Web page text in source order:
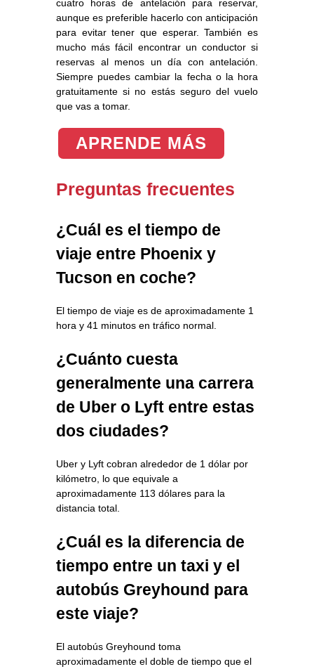
cuatro horas de antelación para reservar,
aunque es preferible hacerlo con anticipación
para evitar tener que esperar. También es
mucho más fácil encontrar un conductor si
reservas al menos un día con antelación.
Siempre puedes cambiar la fecha o la hora
gratuitamente si no estás seguro del vuelo
que vas a tomar.
APRENDE MÁS
Preguntas frecuentes
¿Cuál es el tiempo de
viaje entre Phoenix y
Tucson en coche?
El tiempo de viaje es de aproximadamente 1
hora y 41 minutos en tráfico normal.
¿Cuánto cuesta
generalmente una carrera
de Uber o Lyft entre estas
dos ciudades?
Uber y Lyft cobran alrededor de 1 dólar por
kilómetro, lo que equivale a
aproximadamente 113 dólares para la
distancia total.
¿Cuál es la diferencia de
tiempo entre un taxi y el
autobús Greyhound para
este viaje?
El autobús Greyhound toma
aproximadamente el doble de tiempo que el